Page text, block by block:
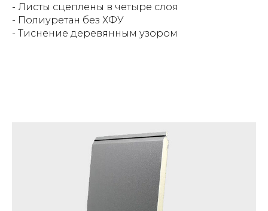
- Листы сцеплены в четыре слоя
- Полиуретан без ХФУ
- Тиснение деревянным узором